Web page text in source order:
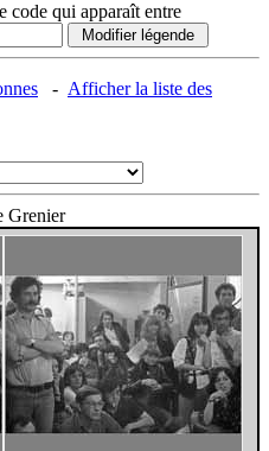
code qui apparaît entre
- Afficher la liste des
Grenier